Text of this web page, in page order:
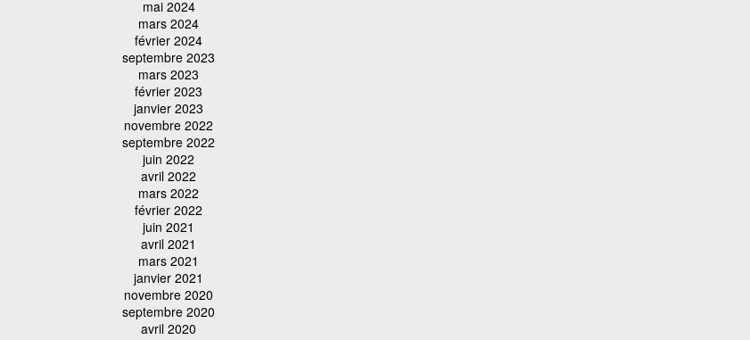
mai 2024
mars 2024
février 2024
septembre 2023
mars 2023
février 2023
janvier 2023
novembre 2022
septembre 2022
juin 2022
avril 2022
mars 2022
février 2022
juin 2021
avril 2021
mars 2021
janvier 2021
novembre 2020
septembre 2020
avril 2020